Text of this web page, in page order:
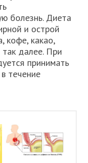
болезнь. Диета
и острой
кофе, какао,
далее. При
принимать
течение